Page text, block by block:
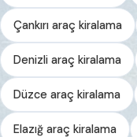
Çankırı araç kiralama
Denizli araç kiralama
Düzce araç kiralama
Elazığ araç kiralama